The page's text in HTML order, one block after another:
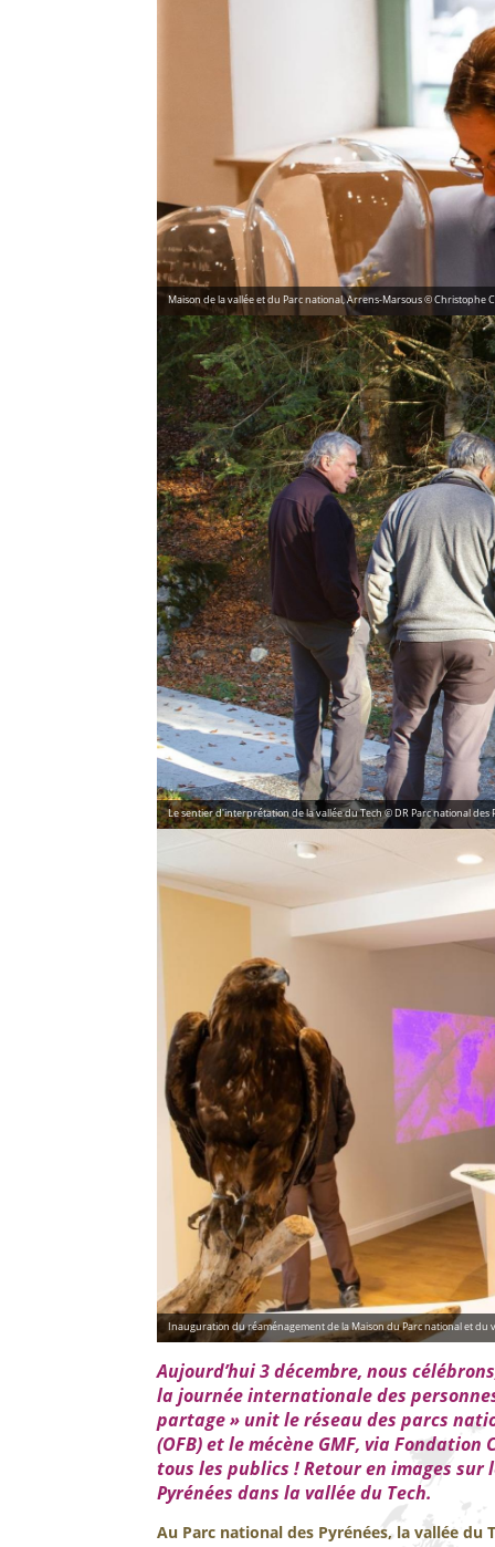
Maison de la vallée et du Parc national, Arrens-Marsous © Christophe
Le sentier d'interprétation de la vallée du Tech © DR Parc national des
Inauguration du réaménagement de la Maison du Parc national et du
Aujourd’hui 3 décembre, nous
la journée internationale des
partage » unit le réseau des parcs
(OFB) et le mécène GMF, via
tous les publics ! Retour en images
Pyrénées dans la vallée du Tech.
Au Parc national des Pyrénées, la vallée